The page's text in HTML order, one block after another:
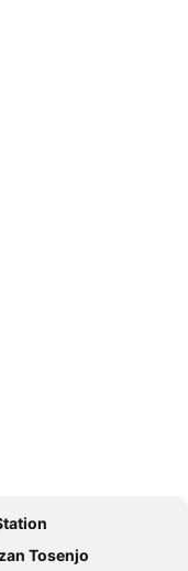
Tosenjo